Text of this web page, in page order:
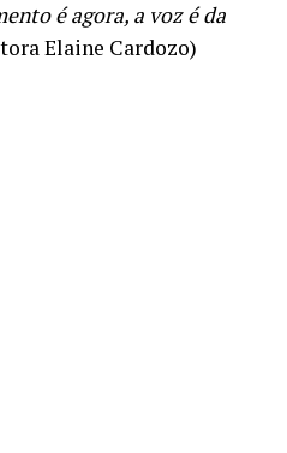
é agora, a voz é da
Elaine Cardozo)